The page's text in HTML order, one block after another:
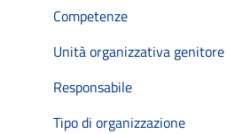
Competenze
Unità organizzativa genitore
Responsabile
Tipo di organizzazione